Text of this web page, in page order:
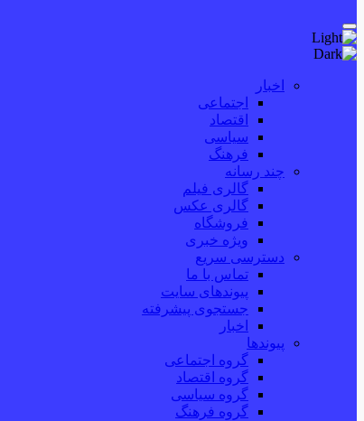
اخبار
اجتماعی
اقتصاد
سیاسی
فرهنگ
چند رسانه
گالری فیلم
گالری عکس
فروشگاه
ویژه خبری
دسترسی سریع
تماس با ما
پیوندهای سایت
جستجوی پیشرفته
اخبار
پیوندها
گروه اجتماعی
گروه اقتصاد
گروه سیاسی
گروه فرهنگ